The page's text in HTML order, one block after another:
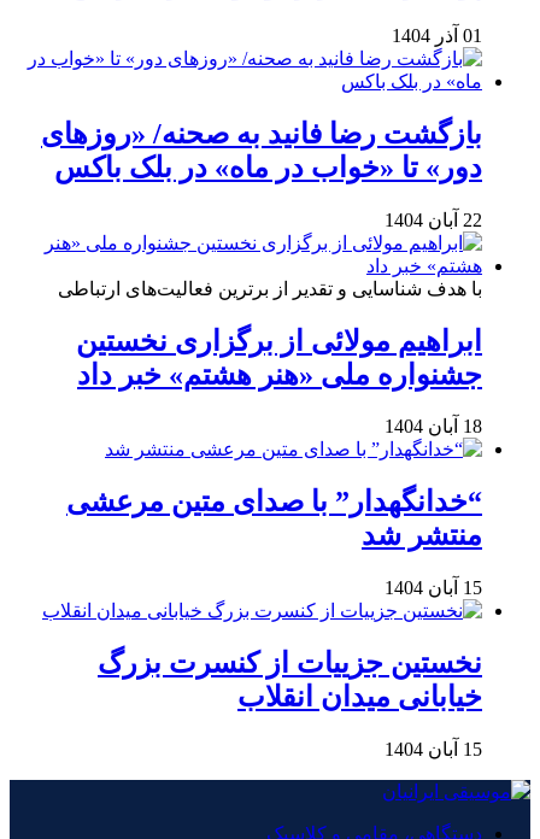
01 آذر 1404
بازگشت رضا فانید به صحنه/ «روزهای
دور» تا «خواب در ماه» در بلک باکس
22 آبان 1404
با هدف شناسایی و تقدیر از برترین فعالیت‌های ارتباطی
ابراهیم مولائی از برگزاری نخستین
جشنواره ملی «هنر هشتم» خبر داد
18 آبان 1404
“خدانگهدار” با صدای متین مرعشی
منتشر شد
15 آبان 1404
نخستین جزییات از کنسرت بزرگ
خیابانی میدان انقلاب
15 آبان 1404
دستگاهی، مقامی و کلاسیک